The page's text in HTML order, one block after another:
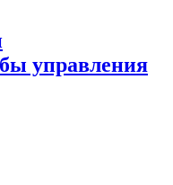
управления